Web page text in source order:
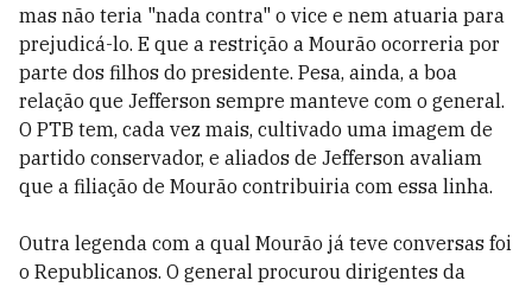
mas não teria "nada contra" o vice e nem atuaria para
prejudicá-lo. E que a restrição a Mourão ocorreria por
parte dos filhos do presidente. Pesa, ainda, a boa
relação que Jefferson sempre manteve com o general.
O PTB tem, cada vez mais, cultivado uma imagem de
partido conservador, e aliados de Jefferson avaliam
que a filiação de Mourão contribuiria com essa linha.
Outra legenda com a qual Mourão já teve conversas foi
o Republicanos. O general procurou dirigentes da